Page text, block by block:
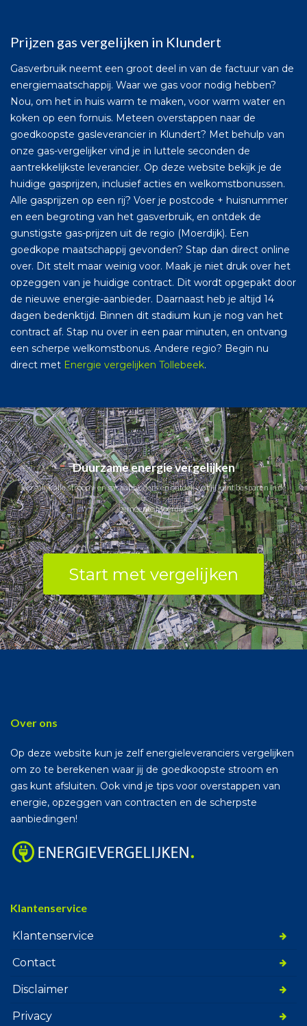
Prijzen gas vergelijken in Klundert
Gasverbruik neemt een groot deel in van de factuur van de
energiemaatschappij. Waar we gas voor nodig hebben?
Nou, om het in huis warm te maken, voor warm water en
koken op een fornuis. Meteen overstappen naar de
goedkoopste gasleverancier in Klundert? Met behulp van
onze gas-vergelijker vind je in luttele seconden de
aantrekkelijkste leverancier. Op deze website bekijk je de
huidige gasprijzen, inclusief acties en welkomstbonussen.
Alle gasprijzen op een rij? Voer je postcode + huisnummer
en een begroting van het gasverbruik, en ontdek de
gunstigste gas-prijzen uit de regio (Moerdijk). Een
goedkope maatschappij gevonden? Stap dan direct online
over. Dit stelt maar weinig voor. Maak je niet druk over het
opzeggen van je huidige contract. Dit wordt opgepakt door
de nieuwe energie-aanbieder. Daarnaast heb je altijd 14
dagen bedenktijd. Binnen dit stadium kun je nog van het
contract af. Stap nu over in een paar minuten, en ontvang
een scherpe welkomstbonus. Andere regio? Begin nu
direct met Energie vergelijken Tollebeek.
Duurzame energie vergelijken
Vergelijk alle stroom- en gasaanbieders en ontdek wat jij kunt besparen in de
gemeente Moerdijk.
Start met vergelijken
Over ons
Op deze website kun je zelf energieleveranciers vergelijken
om zo te berekenen waar jij de goedkoopste stroom en
gas kunt afsluiten. Ook vind je tips voor overstappen van
energie, opzeggen van contracten en de scherpste
aanbiedingen!
Klantenservice
Klantenservice
Contact
Disclaimer
Privacy